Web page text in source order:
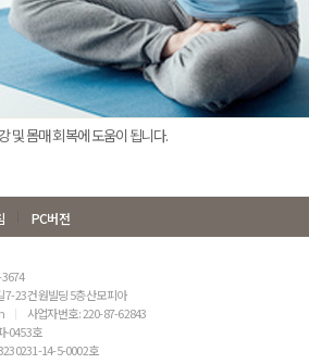
및 몸매 회복에 도움이 됩니다.
PC버전
3674
7-23 건원빌딩 5층 산모피아
사업자번호 : 220-87-62843
-0453호
14-5-0002호